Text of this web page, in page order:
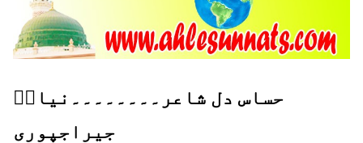
حساس دل شاعر۔۔۔۔۔۔۔۔نیازؔ
جیراجپوری